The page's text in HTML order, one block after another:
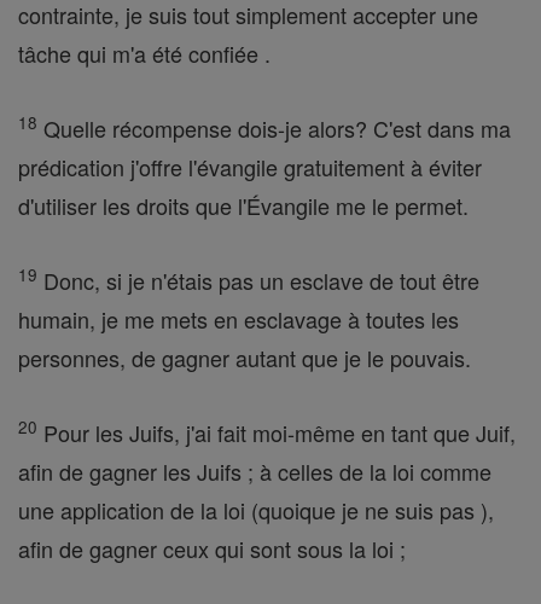
contrainte, je suis tout simplement accepter une
tâche qui m'a été confiée .
18 Quelle récompense dois-je alors? C'est dans ma
prédication j'offre l'évangile gratuitement à éviter
d'utiliser les droits que l'Évangile me le permet.
19 Donc, si je n'étais pas un esclave de tout être
humain, je me mets en esclavage à toutes les
personnes, de gagner autant que je le pouvais.
20 Pour les Juifs, j'ai fait moi-même en tant que Juif,
afin de gagner les Juifs ; à celles de la loi comme
une application de la loi (quoique je ne suis pas ),
afin de gagner ceux qui sont sous la loi ;